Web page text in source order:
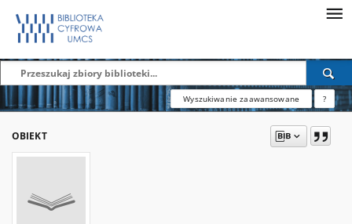
Wyszukiwanie zaawansowane ?
OBIEKT